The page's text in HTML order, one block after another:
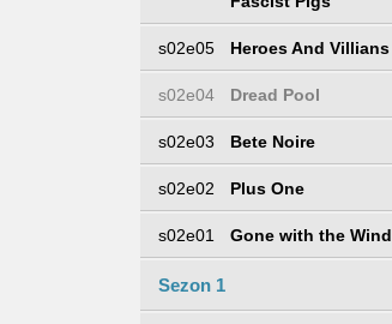
s02e05 Heroes And Villians
s02e04 Dread Pool
s02e03 Bete Noire
s02e02 Plus One
s02e01 Gone with the Wind
Sezon 1